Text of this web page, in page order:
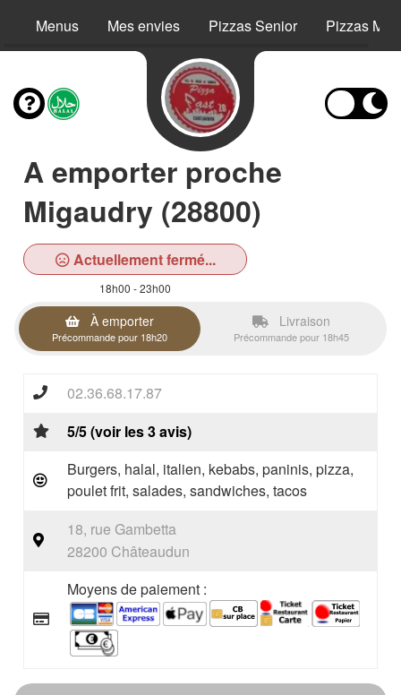
Menus Mes envies Pizzas Senior Pizzas
A emporter proche
Migaudry (28800)
Actuellement fermé...
18h00 - 23h00
À emporter
Précommande pour 18h20
Livraison
Précommande pour 18h45
02.36.68.17.87
5/5 (voir les 3 avis)
Burgers, halal, italien, kebabs, paninis, pizza,
poulet frit, salades, sandwiches, tacos
18, rue Gambetta
28200 Châteaudun
Moyens de paiement :